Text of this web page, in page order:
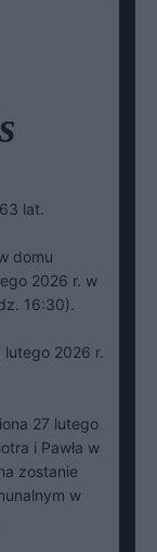
lat.
domu
2026 r. w
16:30).
2026 r.
27 lutego
i Pawła w
zostanie
w